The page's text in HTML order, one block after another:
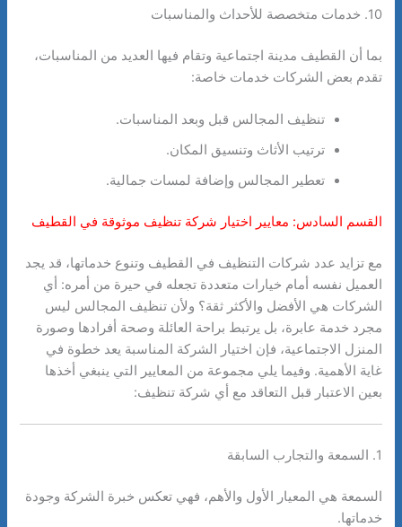
10. خدمات متخصصة للأحداث والمناسبات
بما أن القطيف مدينة اجتماعية وتقام فيها العديد من المناسبات،
تقدم بعض الشركات خدمات خاصة:
تنظيف المجالس قبل وبعد المناسبات.
ترتيب الأثاث وتنسيق المكان.
تعطير المجالس وإضافة لمسات جمالية.
القسم السادس: معايير اختيار شركة تنظيف موثوقة في القطيف
مع تزايد عدد شركات التنظيف في القطيف وتنوع خدماتها، قد يجد
العميل نفسه أمام خيارات متعددة تجعله في حيرة من أمره: أي
الشركات هي الأفضل والأكثر ثقة؟ ولأن تنظيف المجالس ليس
مجرد خدمة عابرة، بل يرتبط براحة العائلة وصحة أفرادها وصورة
المنزل الاجتماعية، فإن اختيار الشركة المناسبة يعد خطوة في
غاية الأهمية. وفيما يلي مجموعة من المعايير التي ينبغي أخذها
بعين الاعتبار قبل التعاقد مع أي شركة تنظيف:
1. السمعة والتجارب السابقة
السمعة هي المعيار الأول والأهم، فهي تعكس خبرة الشركة وجودة
خدماتها.